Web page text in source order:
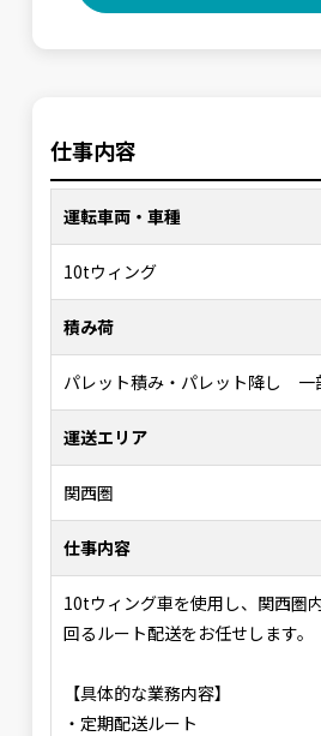
仕事内容
運転車両・車種
10tウィング
積み荷
パレット積み・パレット降し 一
運送エリア
関西圏
仕事内容
10tウィング車を使用し、関西圏
回るルート配送をお任せします。
【具体的な業務内容】
・定期配送ルート